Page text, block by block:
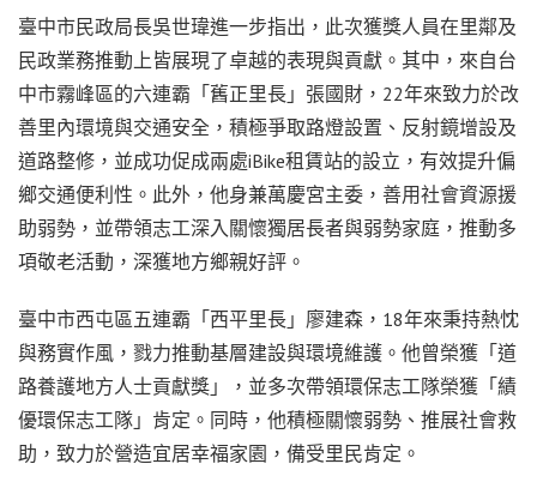
臺中市民政局長吳世瑋進一步指出，此次獲獎人員在里鄰及
民政業務推動上皆展現了卓越的表現與貢獻。其中，來自台
中市霧峰區的六連霸「舊正里長」張國財，22年來致力於改
善里內環境與交通安全，積極爭取路燈設置、反射鏡增設及
道路整修，並成功促成兩處iBike租賃站的設立，有效提升偏
鄉交通便利性。此外，他身兼萬慶宮主委，善用社會資源援
助弱勢，並帶領志工深入關懷獨居長者與弱勢家庭，推動多
項敬老活動，深獲地方鄉親好評。
臺中市西屯區五連霸「西平里長」廖建森，18年來秉持熱忱
與務實作風，戮力推動基層建設與環境維護。他曾榮獲「道
路養護地方人士貢獻獎」，並多次帶領環保志工隊榮獲「績
優環保志工隊」肯定。同時，他積極關懷弱勢、推展社會救
助，致力於營造宜居幸福家園，備受里民肯定。